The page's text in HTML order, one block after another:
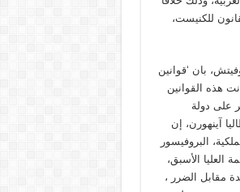
للكنيست،
بان ‘قوانين
هذه القوانين
على دولة
آينهورن، إن
البروفيسور
الأسبق،
مقابل الضرر ،